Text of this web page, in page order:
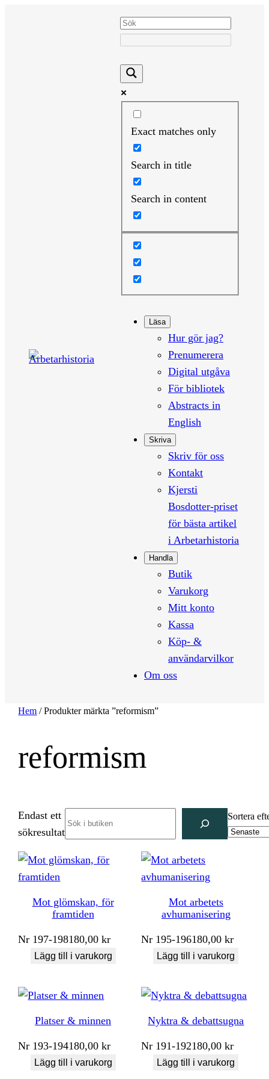
Exact matches only
Search in title
Search in content
Läsa
Hur gör jag?
Prenumerera
Digital utgåva
För bibliotek
Abstracts in
English
Skriva
Skriv för oss
Kontakt
Kjersti
Bosdotter-priset
för bästa artikel
i Arbetarhistoria
Handla
Butik
Varukorg
Mitt konto
Kassa
Köp- &
användarvilkor
Om oss
Hem / Produkter märkta ”reformism”
reformism
Endast ett
sökresultat
Sortera
Mot glömskan, för
framtiden
Nr 197-198180,00kr
Lägg till i varukorg
Mot arbetets
avhumanisering
Nr 195-196180,00kr
Lägg till i varukorg
Platser & minnen
Nr 193-194180,00kr
Lägg till i varukorg
Nyktra & debattsugna
Nr 191-192180,00kr
Lägg till i varukorg